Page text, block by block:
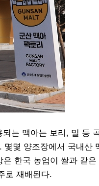
는 맥아는 보리, 밀 등
몇몇 양조장에서 국내산
한국 농업이 쌀과 같은
로 재배된다.